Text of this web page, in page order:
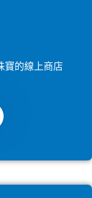
寶的線上商店